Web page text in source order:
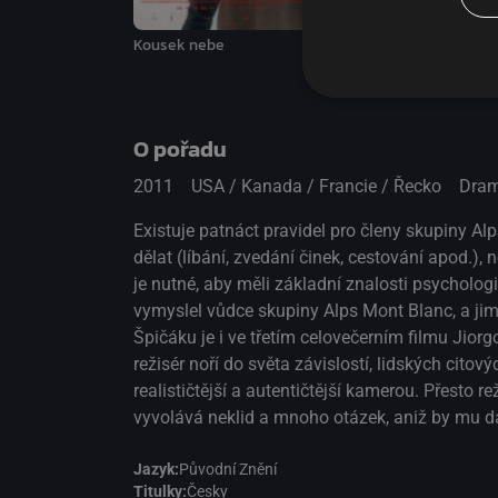
Kousek nebe
O pořadu
2011 USA / Kanada / Francie / Řecko
Existuje patnáct pravidel pro členy skupiny
dělat (líbání, zvedání činek, cestování apod.),
je nutné, aby měli základní znalosti
vymyslel vůdce skupiny Alps Mont Blanc, a
Špičáku je i ve třetím celovečerním filmu
režisér noří do světa závislostí, lidských
realističtější a autentičtější kamerou. Přesto
vyvolává neklid a mnoho otázek, aniž by mu
Jazyk:Původní Znění
Titulky:Česky